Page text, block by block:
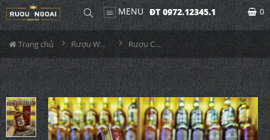
MENU ĐT 0972.12345.1 0
Trang chủ Rượu Whisky Rượu Chivas Regal 12YO